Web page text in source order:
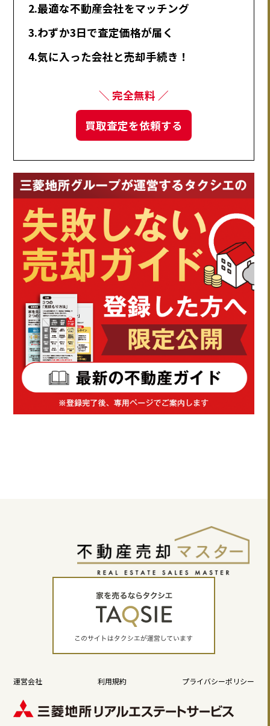
2.最適な不動産会社をマッチング
3.わずか3日で査定価格が届く
4.気に入った会社と売却手続き！
＼ 完全無料 ／
買取査定を依頼する
運営会社 利用規約 プライバシーポリシー